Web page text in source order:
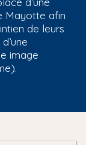
Mayotte afin
de leurs
image